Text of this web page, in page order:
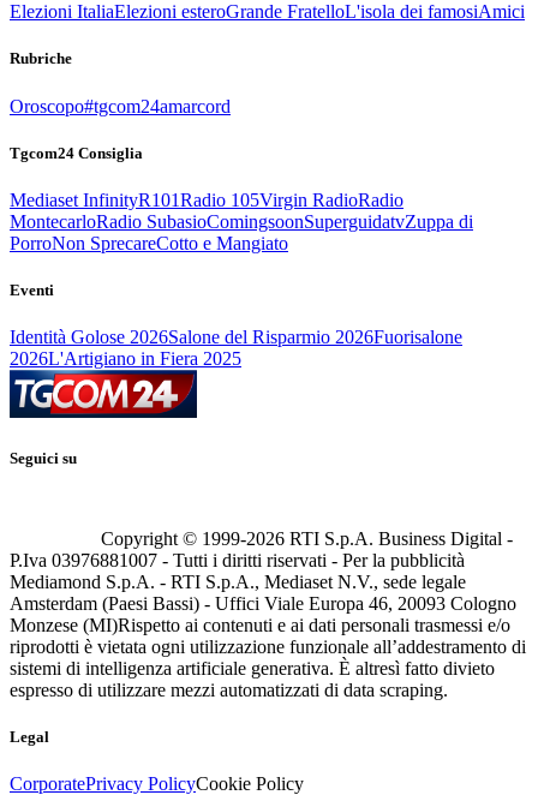
Elezioni ItaliaElezioni esteroGrande FratelloL'isola dei famosiAmici
Rubriche
Oroscopo#tgcom24amarcord
Tgcom24 Consiglia
Mediaset InfinityR101Radio 105Virgin RadioRadio
MontecarloRadio SubasioComingsoonSuperguidatvZuppa di
PorroNon SprecareCotto e Mangiato
Eventi
Identità Golose 2026Salone del Risparmio 2026Fuorisalone
2026L'Artigiano in Fiera 2025
Seguici su
Copyright © 1999-2026 RTI S.p.A. Business Digital -
P.Iva 03976881007 - Tutti i diritti riservati - Per la pubblicità
Mediamond S.p.A. - RTI S.p.A., Mediaset N.V., sede legale
Amsterdam (Paesi Bassi) - Uffici Viale Europa 46, 20093 Cologno
Monzese (MI)Rispetto ai contenuti e ai dati personali trasmessi e/o
riprodotti è vietata ogni utilizzazione funzionale all’addestramento di
sistemi di intelligenza artificiale generativa. È altresì fatto divieto
espresso di utilizzare mezzi automatizzati di data scraping.
Legal
CorporatePrivacy PolicyCookie Policy